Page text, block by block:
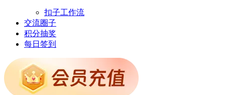
扣子工作流
交流圈子
积分抽奖
每日签到